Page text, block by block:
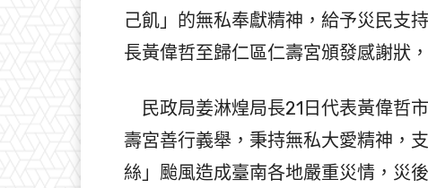
己飢」的無私奉獻精神，給予災民支
長黃偉哲至歸仁區仁壽宮頒發感謝狀
民政局姜淋煌局長21日代表黃偉哲
壽宮善行義舉，秉持無私大愛精神，
絲」颱風造成臺南各地嚴重災情，災